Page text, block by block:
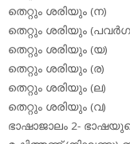
തെറ്റും ശരിയും (ന)
തെറ്റും ശരിയും
തെറ്റും ശരിയും (യ)
തെറ്റും ശരിയും (ര)
തെറ്റും ശരിയും (ല)
തെറ്റും ശരിയും (വ)
ഭാഷാജാലം 2-